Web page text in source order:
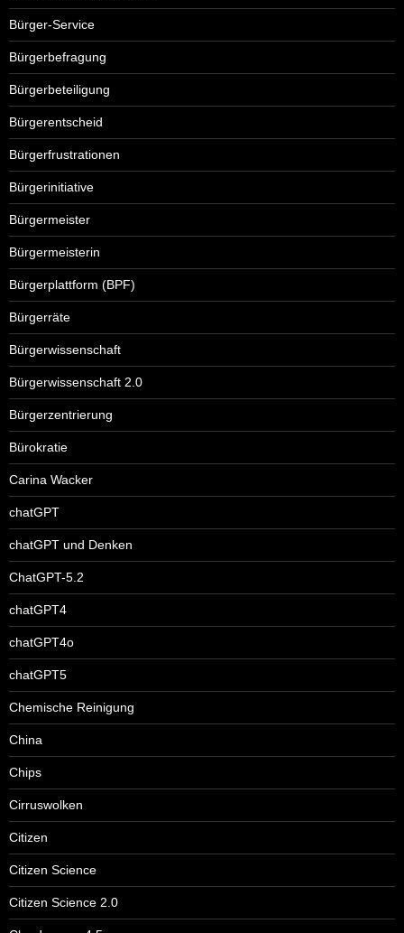
Bürger-Service
Bürgerbefragung
Bürgerbeteiligung
Bürgerentscheid
Bürgerfrustrationen
Bürgerinitiative
Bürgermeister
Bürgermeisterin
Bürgerplattform (BPF)
Bürgerräte
Bürgerwissenschaft
Bürgerwissenschaft 2.0
Bürgerzentrierung
Bürokratie
Carina Wacker
chatGPT
chatGPT und Denken
ChatGPT-5.2
chatGPT4
chatGPT4o
chatGPT5
Chemische Reinigung
China
Chips
Cirruswolken
Citizen
Citizen Science
Citizen Science 2.0